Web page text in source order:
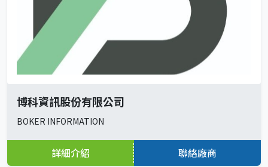
博科資訊股份有限公司
BOKER INFORMATION
詳細介紹 聯絡廠商